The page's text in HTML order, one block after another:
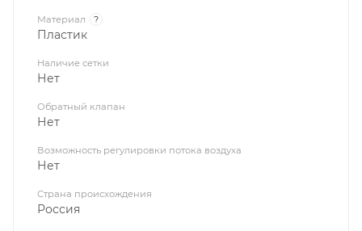
Материал ?
Пластик
Наличие сетки
Нет
Обратный клапан
Нет
Возможность регулировки потока воздуха
Нет
Страна происхождения
Россия